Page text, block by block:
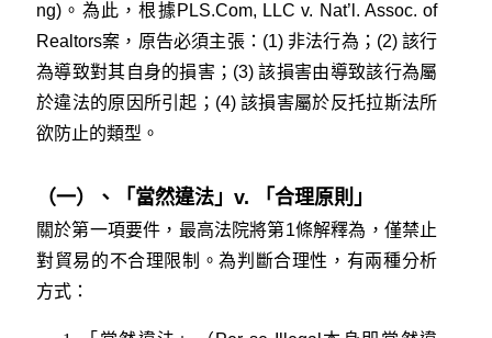
ng)。為此，根據PLS.Com, LLC v. Nat’l. Assoc. of
Realtors案，原告必須主張：(1) 非法行為；(2) 該行
為導致對其自身的損害；(3) 該損害由導致該行為屬
於違法的原因所引起；(4) 該損害屬於反托拉斯法所
欲防止的類型。
（一）、「當然違法」v. 「合理原則」
關於第一項要件，最高法院將第1條解釋為，僅禁止
對貿易的不合理限制。為判斷合理性，有兩種分析
方式：